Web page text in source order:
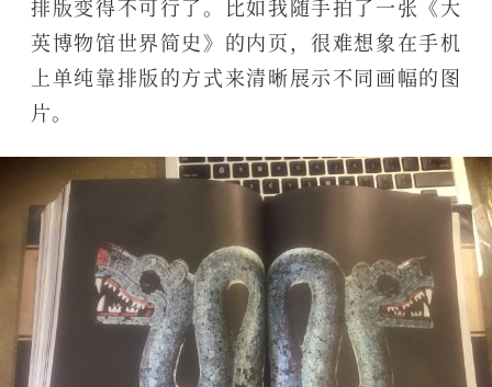
排版变得不可行了。比如我随手拍了一张《大
英博物馆世界简史》的内页，很难想象在手机
上单纯靠排版的方式来清晰展示不同画幅的图
片。